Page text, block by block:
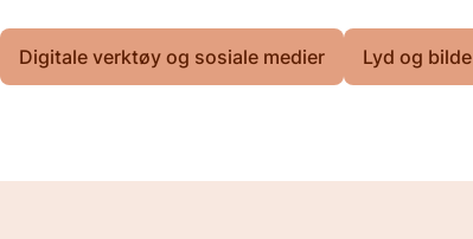
Digitale verktøy og sosiale medier Lyd og bilde